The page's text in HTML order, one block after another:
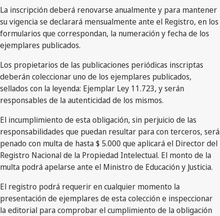
La inscripción deberá renovarse anualmente y para mantener
su vigencia se declarará mensualmente ante el Registro, en los
formularios que correspondan, la numeración y fecha de los
ejemplares publicados.
Los propietarios de las publicaciones periódicas inscriptas
deberán coleccionar uno de los ejemplares publicados,
sellados con la leyenda: Ejemplar Ley 11.723, y serán
responsables de la autenticidad de los mismos.
El incumplimiento de esta obligación, sin perjuicio de las
responsabilidades que puedan resultar para con terceros, será
penado con multa de hasta $ 5.000 que aplicará el Director del
Registro Nacional de la Propiedad Intelectual. El monto de la
multa podrá apelarse ante el Ministro de Educación y Justicia.
El registro podrá requerir en cualquier momento la
presentación de ejemplares de esta colección e inspeccionar
la editorial para comprobar el cumplimiento de la obligación